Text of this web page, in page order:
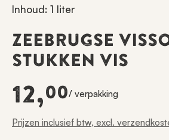
Inhoud: 1 liter
ZEEBRUGSE
STUKKEN VIS
12,00/ verpakking
Prijzen inclusief btw, excl.